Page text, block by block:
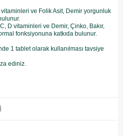
ve Folik Asit, Demir yorgunluk
D vitaminleri ve Demir, Çinko, Bakır,
fonksiyonuna katkıda bulunur.
1 tablet olarak kullanılması tavsiye
ediniz.